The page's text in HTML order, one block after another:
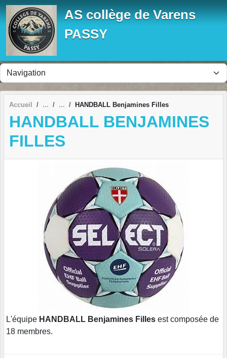
AS collège de Varens
PASSY
Accueil HANDBALL Benjamines Filles
HANDBALL BENJAMINES
FILLES
L'équipe HANDBALL Benjamines Filles est composée de
18 membres.
Panneau de gestion des cookies